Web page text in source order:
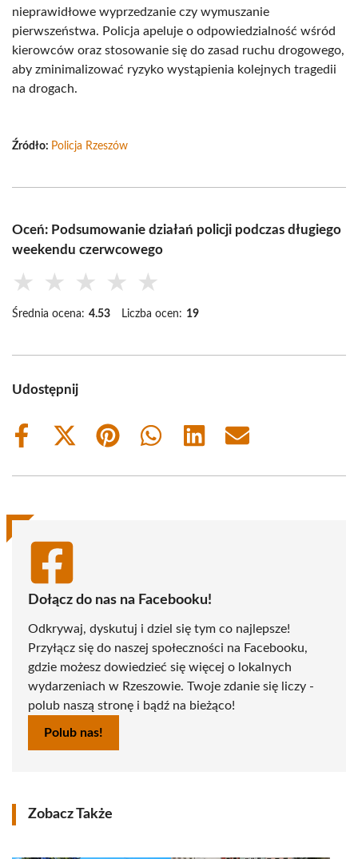
nieprawidłowe wyprzedzanie czy wymuszanie
pierwszeństwa. Policja apeluje o odpowiedzialność wśród
kierowców oraz stosowanie się do zasad ruchu drogowego,
aby zminimalizować ryzyko wystąpienia kolejnych tragedii
na drogach.
Źródło: Policja Rzeszów
Oceń: Podsumowanie działań policji podczas długiego
weekendu czerwcowego
★ ★ ★ ★ ★
Średnia ocena: 4.53 Liczba ocen: 19
Udostępnij
Share
Share
(Twitter)
Share
Share
Share
Share
Dołącz do nas na Facebooku!
Odkrywaj, dyskutuj i dziel się tym co najlepsze!
Przyłącz się do naszej społeczności na Facebooku,
gdzie możesz dowiedzieć się więcej o lokalnych
wydarzeniach w Rzeszowie. Twoje zdanie się liczy -
polub naszą stronę i bądź na bieżąco!
Polub nas!
Zobacz Także